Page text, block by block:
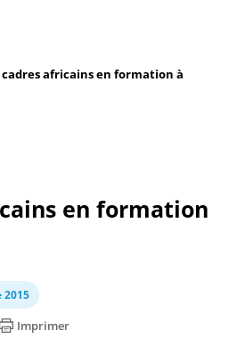
cadres africains en formation à
en formation
2015
Imprimer